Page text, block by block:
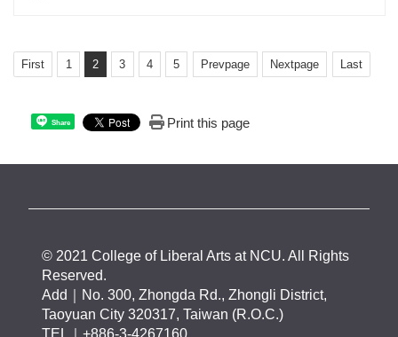
First 1 2 3 4 5 Prevpage Nextpage Last
Share Print this page
© 2021 College of Liberal Arts at NCU. All Rights
Reserved.
Add｜No. 300, Zhongda Rd., Zhongli District,
Taoyuan City 320317, Taiwan (R.O.C.)
TEL｜+886-3-4267160